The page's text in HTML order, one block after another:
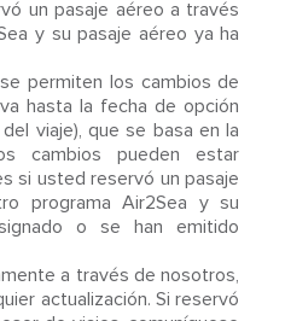
un pasaje aéreo a través
y su pasaje aéreo ya ha
permiten los cambios de
hasta la fecha de opción
viaje), que se basa en la
cambios pueden estar
si usted reservó un pasaje
programa Air2Sea y su
o se han emitido
a través de nosotros,
actualización. Si reservó